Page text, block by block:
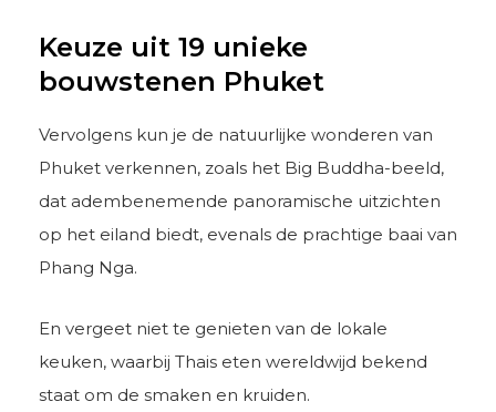
Keuze uit 19 unieke
bouwstenen Phuket
Vervolgens kun je de natuurlijke wonderen van
Phuket verkennen, zoals het Big Buddha-beeld,
dat adembenemende panoramische uitzichten
op het eiland biedt, evenals de prachtige baai van
Phang Nga.
En vergeet niet te genieten van de lokale
keuken, waarbij Thais eten wereldwijd bekend
staat om de smaken en kruiden.